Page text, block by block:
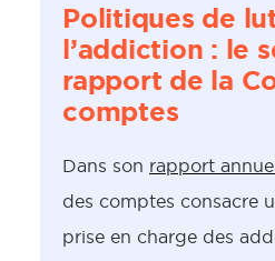
Politiques de
l’addiction : le
rapport de la
comptes
Dans son rapport
des comptes consacre
prise en charge des